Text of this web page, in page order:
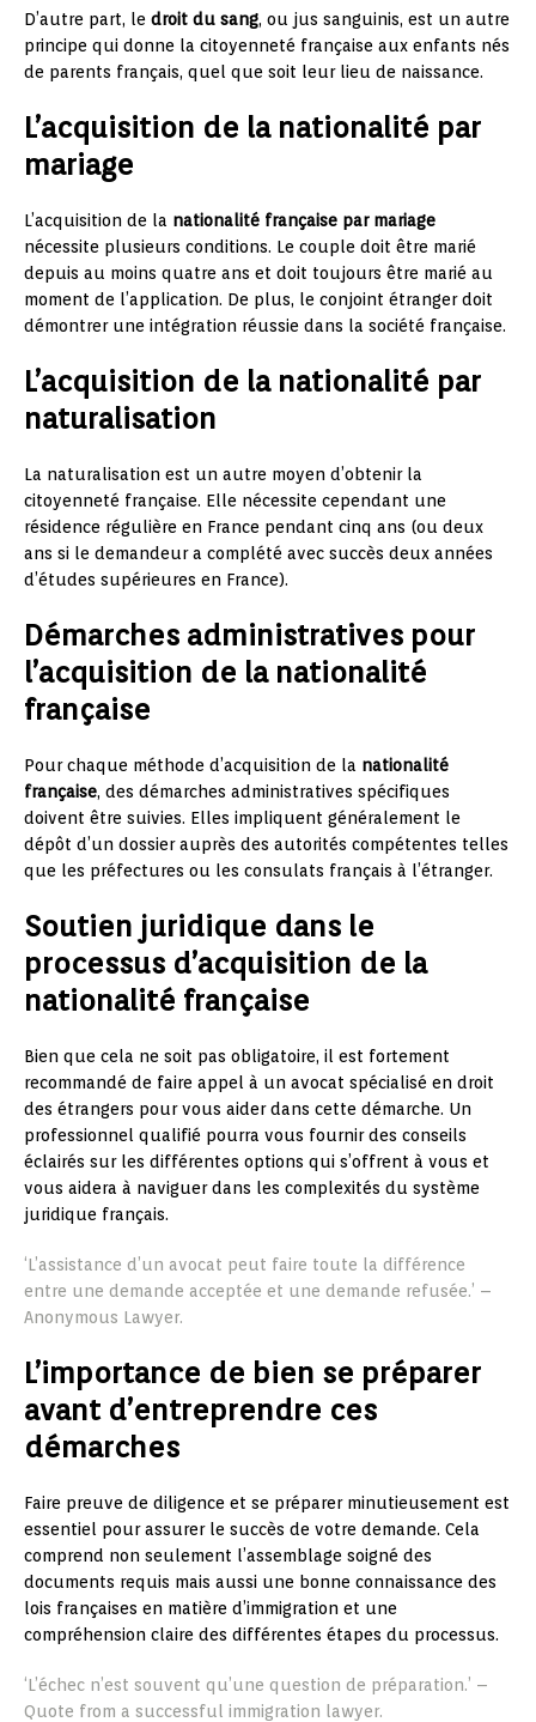
D’autre part, le droit du sang, ou jus sanguinis, est un autre
principe qui donne la citoyenneté française aux enfants nés
de parents français, quel que soit leur lieu de naissance.
L’acquisition de la nationalité par
mariage
L’acquisition de la nationalité française par mariage
nécessite plusieurs conditions. Le couple doit être marié
depuis au moins quatre ans et doit toujours être marié au
moment de l’application. De plus, le conjoint étranger doit
démontrer une intégration réussie dans la société française.
L’acquisition de la nationalité par
naturalisation
La naturalisation est un autre moyen d’obtenir la
citoyenneté française. Elle nécessite cependant une
résidence régulière en France pendant cinq ans (ou deux
ans si le demandeur a complété avec succès deux années
d’études supérieures en France).
Démarches administratives pour
l’acquisition de la nationalité
française
Pour chaque méthode d’acquisition de la nationalité
française, des démarches administratives spécifiques
doivent être suivies. Elles impliquent généralement le
dépôt d’un dossier auprès des autorités compétentes telles
que les préfectures ou les consulats français à l’étranger.
Soutien juridique dans le
processus d’acquisition de la
nationalité française
Bien que cela ne soit pas obligatoire, il est fortement
recommandé de faire appel à un avocat spécialisé en droit
des étrangers pour vous aider dans cette démarche. Un
professionnel qualifié pourra vous fournir des conseils
éclairés sur les différentes options qui s’offrent à vous et
vous aidera à naviguer dans les complexités du système
juridique français.
‘L’assistance d’un avocat peut faire toute la différence
entre une demande acceptée et une demande refusée.’ –
Anonymous Lawyer.
L’importance de bien se préparer
avant d’entreprendre ces
démarches
Faire preuve de diligence et se préparer minutieusement est
essentiel pour assurer le succès de votre demande. Cela
comprend non seulement l’assemblage soigné des
documents requis mais aussi une bonne connaissance des
lois françaises en matière d’immigration et une
compréhension claire des différentes étapes du processus.
‘L’échec n’est souvent qu’une question de préparation.’ –
Quote from a successful immigration lawyer.